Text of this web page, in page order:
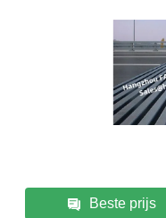
Beste prijs